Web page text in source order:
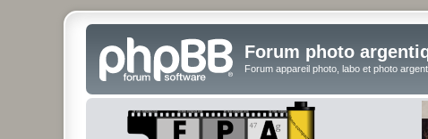
Forum photo
Forum appareil photo, labo et photo